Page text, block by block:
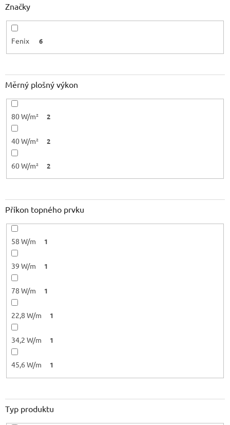
Značky
Fenix 6
Měrný plošný výkon
80 W/m² 2
40 W/m² 2
60 W/m² 2
Příkon topného prvku
58 W/m 1
39 W/m 1
78 W/m 1
22,8 W/m 1
34,2 W/m 1
45,6 W/m 1
Typ produktu